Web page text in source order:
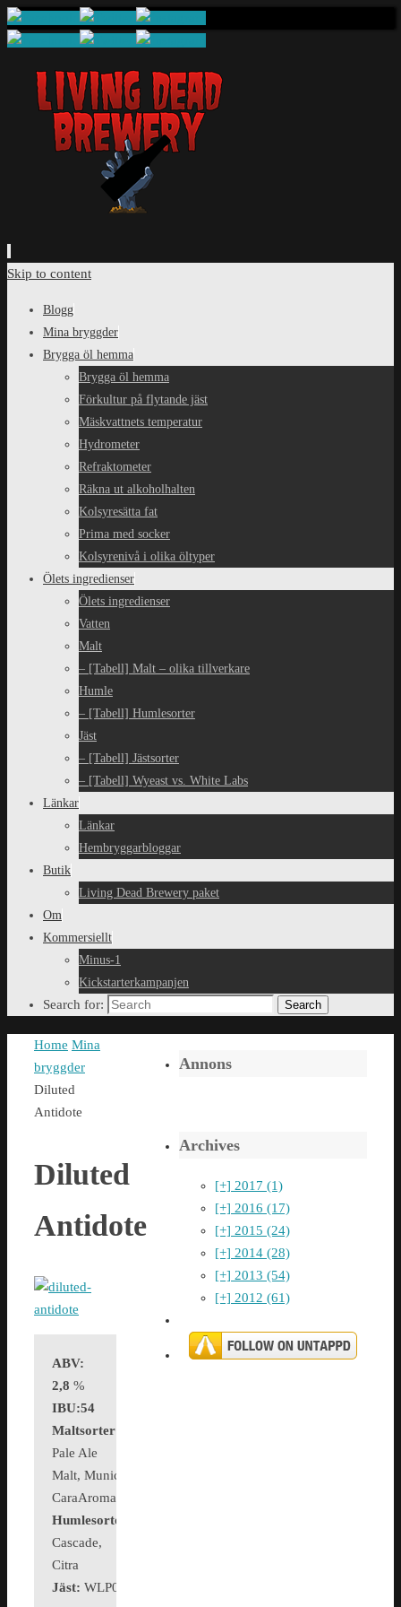
Skip to content
Blogg
Mina bryggder
Brygga öl hemma
Brygga öl hemma
Förkultur på flytande jäst
Mäskvattnets temperatur
Hydrometer
Refraktometer
Räkna ut alkoholhalten
Kolsyresätta fat
Prima med socker
Kolsyrenivå i olika öltyper
Ölets ingredienser
Ölets ingredienser
Vatten
Malt
– [Tabell] Malt – olika tillverkare
Humle
– [Tabell] Humlesorter
Jäst
– [Tabell] Jästsorter
– [Tabell] Wyeast vs. White Labs
Länkar
Länkar
Hembryggarbloggar
Butik
Living Dead Brewery paket
Om
Kommersiellt
Minus-1
Kickstarterkampanjen
Search for: Search
Home Mina
bryggder
Diluted
Antidote
Diluted
Antidote
ABV:
2,8 %
IBU:54
Maltsorter:
Pale Ale
Malt, Munich,
CaraAroma
Humlesorter:
Cascade,
Citra
Jäst: WLP001
Annons
Archives
[+] 2017 (1)
[+] 2016 (17)
[+] 2015 (24)
[+] 2014 (28)
[+] 2013 (54)
[+] 2012 (61)